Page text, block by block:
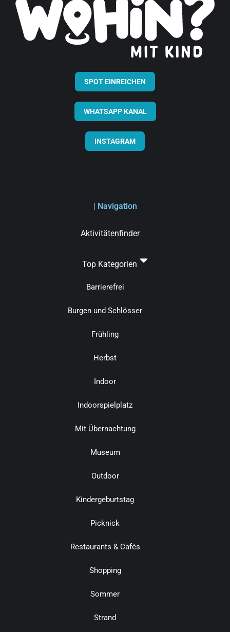
SPOT EINREICHEN
WHATSAPP KANAL
INSTAGRAM
| Navigation
Aktivitätenfinder
Top Kategorien
Barrierefrei
Burgen und Schlösser
Frühling
Herbst
Indoor
Indoorspielplatz
Mit Übernachtung
Museum
Outdoor
Kindergeburtstag
Picknick
Restaurants & Cafés
Shopping
Sommer
Strand